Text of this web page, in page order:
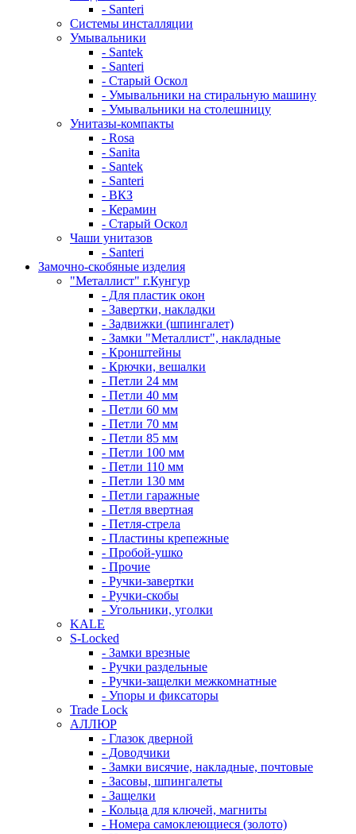
- Santeri
Системы инсталляции
Умывальники
- Santek
- Santeri
- Старый Оскол
- Умывальники на стиральную машину
- Умывальники на столешницу
Унитазы-компакты
- Rosa
- Sanita
- Santek
- Santeri
- ВКЗ
- Керамин
- Старый Оскол
Чаши унитазов
- Santeri
Замочно-скобяные изделия
"Металлист" г.Кунгур
- Для пластик окон
- Завертки, накладки
- Задвижки (шпингалет)
- Замки "Металлист", накладные
- Кронштейны
- Крючки, вешалки
- Петли 24 мм
- Петли 40 мм
- Петли 60 мм
- Петли 70 мм
- Петли 85 мм
- Петли 100 мм
- Петли 110 мм
- Петли 130 мм
- Петли гаражные
- Петля ввертная
- Петля-стрела
- Пластины крепежные
- Пробой-ушко
- Прочие
- Ручки-завертки
- Ручки-скобы
- Угольники, уголки
KALE
S-Locked
- Замки врезные
- Ручки раздельные
- Ручки-защелки межкомнатные
- Упоры и фиксаторы
Trade Lock
АЛЛЮР
- Глазок дверной
- Доводчики
- Замки висячие, накладные, почтовые
- Засовы, шпингалеты
- Защелки
- Кольца для ключей, магниты
- Номера самоклеющиеся (золото)